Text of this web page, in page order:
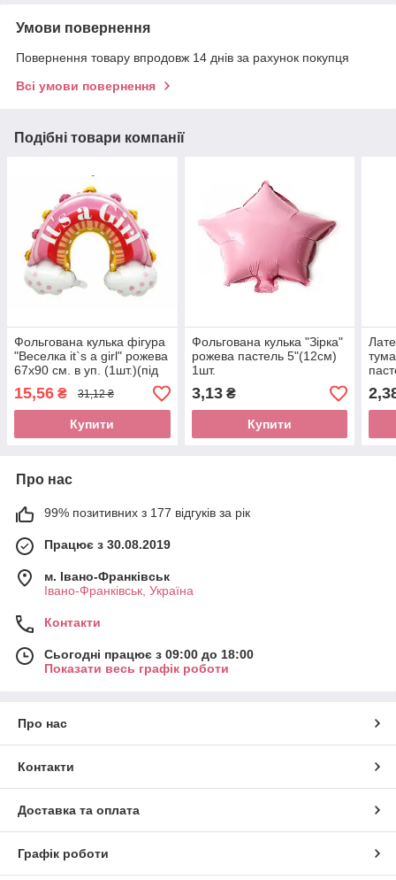
Умови повернення
Повернення товару впродовж 14 днів за рахунок покупця
Всі умови повернення
Подібні товари компанії
Фольгована кулька фігура
"Веселка it`s a girl" рожева
67х90 см. в уп. (1шт.)(під
повітря)
15,56 ₴ 31,12 ₴
Купити
Фольгована кулька "Зірка"
рожева пастель 5"(12см)
1шт.
3,13₴
Купити
Про нас
99% позитивних з 177 відгуків за рік
Працює з 30.08.2019
м. Івано-Франківськ
Івано-Франківськ, Україна
Контакти
Сьогодні працює з 09:00 до 18:00
Показати весь графік роботи
Про нас
Контакти
Доставка та оплата
Графік роботи